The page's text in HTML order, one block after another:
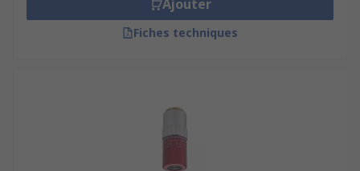
Ajouter
Fiches techniques